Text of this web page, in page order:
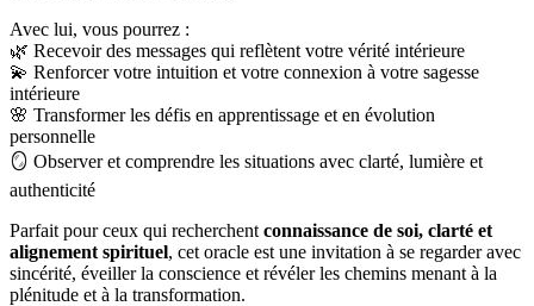
Avec lui, vous pourrez :
🌿 Recevoir des messages qui reflètent votre vérité intérieure
💫 Renforcer votre intuition et votre connexion à votre sagesse
intérieure
🌸 Transformer les défis en apprentissage et en évolution
personnelle
🪞 Observer et comprendre les situations avec clarté, lumière et
authenticité
Parfait pour ceux qui recherchent connaissance de soi, clarté et
alignement spirituel, cet oracle est une invitation à se regarder avec
sincérité, éveiller la conscience et révéler les chemins menant à la
plénitude et à la transformation.